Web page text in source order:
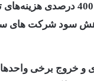
سود شرکت های
و خروج برخی